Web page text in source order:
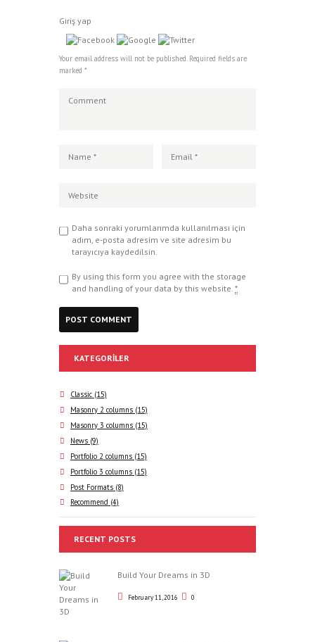
Giriş yap
Your email address will not be published. Required fields are
marked *
Daha sonraki yorumlarımda kullanılması için
adım, e-posta adresim ve site adresim bu
tarayıcıya kaydedilsin.
By using this form you agree with the storage
and handling of your data by this website. *
KATEGORILER
Classic(15)
Masonry 2 columns(15)
Masonry 3 columns(15)
News(9)
Portfolio 2 columns(15)
Portfolio 3 columns(15)
Post Formats(8)
Recommend (4)
RECENT POSTS
Build Your Dreams in 3D
February 11, 2016 0